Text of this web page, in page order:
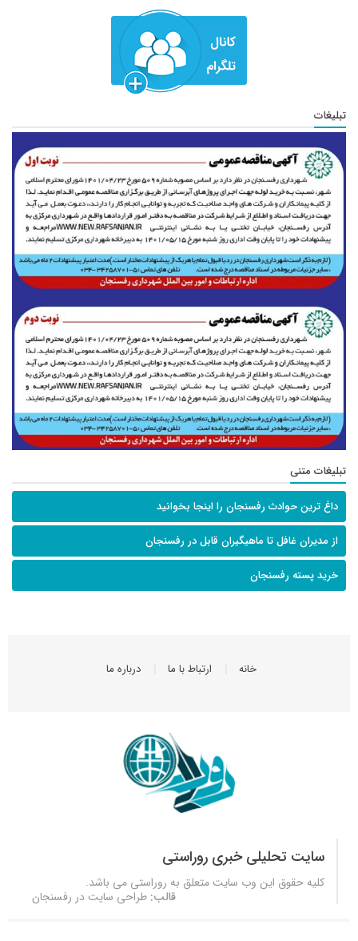
تبلیغات
تبلیغات متنی
داغ ترین حوادث رفسنجان را اینجا بخوانید
از مدیران غافل تا ماهیگیران قابل در رفسنجان
خرید پسته رفسنجان
خانه ارتباط با ما درباره ما
سایت تحلیلی خبری روراستی
کلیه حقوق این وب سایت متعلق به روراستی می باشد.
قالب: طراحی سایت در رفسنجان